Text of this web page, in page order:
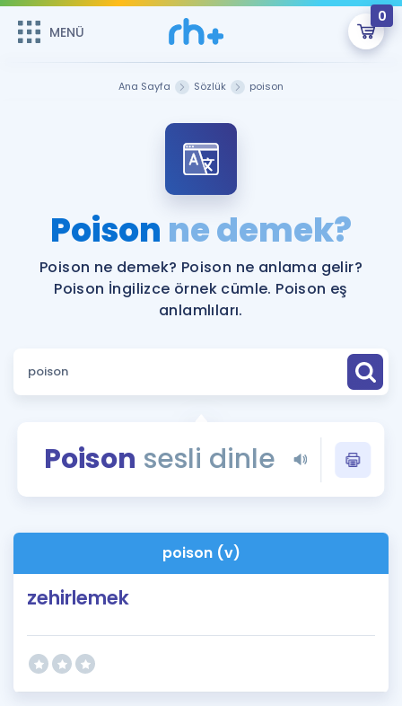
MENÜ
0
ÜYE DEĞİLİM
Sepetin Şu An Boş.
Remzi Hoca ile seni sınava hazırlayacak onlarca eğitim seni
bekliyor!
MENÜ
Faydalı Araçlar
Sözlük
Rehberlik Aracı
ÖSYM Sınav Takvimi
Kampanyalar
Blog
Hakkımızda
Ana Sayfa Sözlük poison
Poison ne demek?
Poison ne demek? Poison ne anlama gelir?
Poison İngilizce örnek cümle. Poison eş
anlamlıları.
Poison sesli dinle
poison (v)
zehirlemek